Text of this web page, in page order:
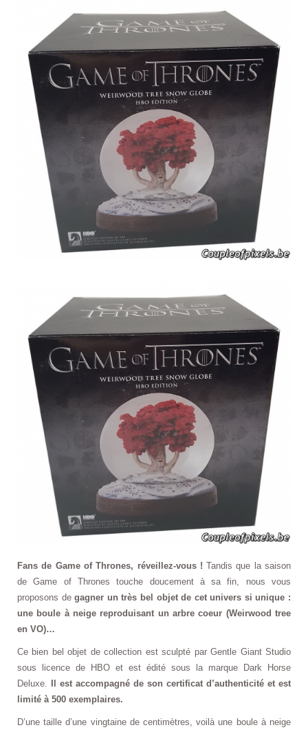
Fans de Game of Thrones, réveillez-vous ! Tandis que la saison
de Game of Thrones touche doucement à sa fin, nous vous
proposons degagner un très bel objet de cet univers si unique :
une boule à neige reproduisant un arbre coeur (Weirwood tree
en VO)…
Ce bien bel objet de collection est sculpté par Gentle Giant Studio
sous licence de HBO et est édité sous la marque Dark Horse
Deluxe.
Il est accompagné de son certificat d’authenticité et est
limité à 500 exemplaires.
D’une taille d’une vingtaine de centimètres, voilà une boule à neige